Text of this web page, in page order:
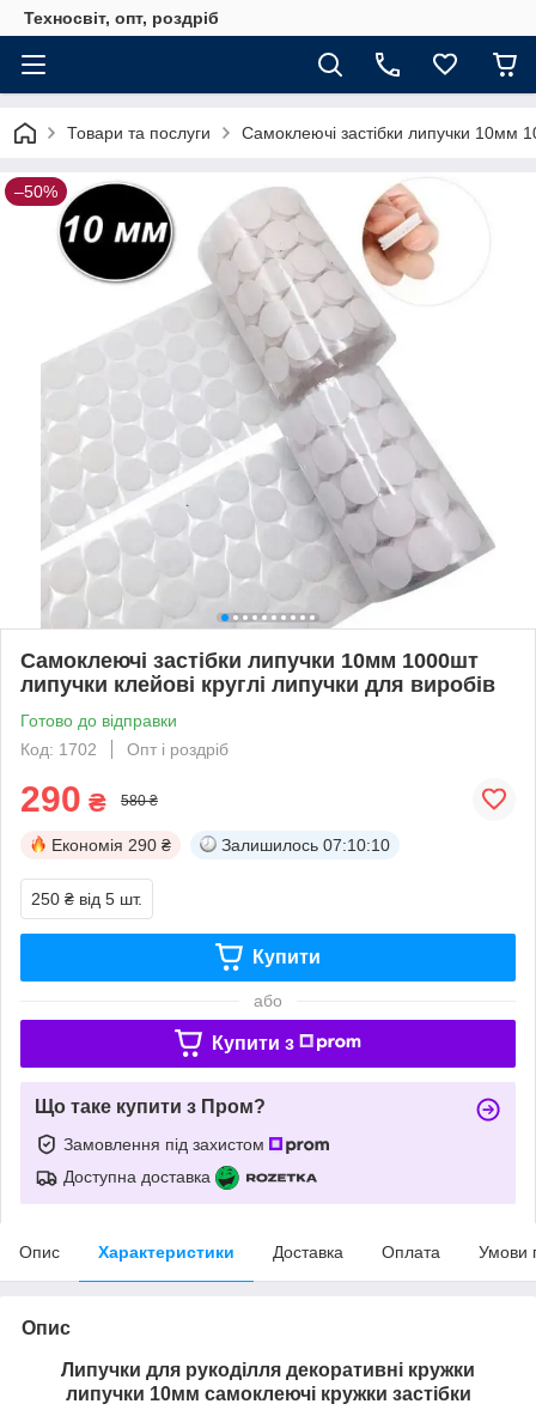
Техносвіт, опт, роздріб
Товари та послуги Самоклеючі застібки липучки 10мм
–50%
Самоклеючі застібки липучки 10мм 1000шт
липучки клейові круглі липучки для виробів
Готово до відправки
Код: 1702
Опт і роздріб
290 ₴ 580 ₴
Економія 290 ₴ Залишилось 07:10:10
250 ₴ від 5 шт.
Купити
або
Купити з
Що таке купити з Пром?
Замовлення під захистом
Доступна доставка
Опис Характеристики Доставка Оплата Умови
Опис
Липучки для рукоділля декоративні кружки
липучки 10мм самоклеючі кружки застібки